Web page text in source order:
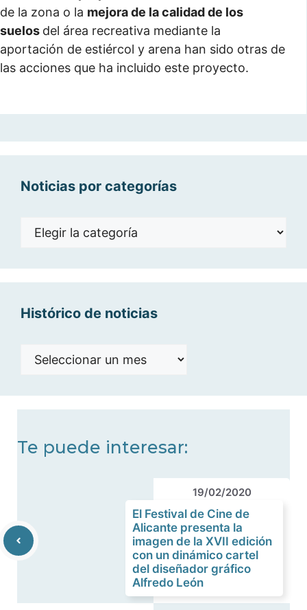
de la zona o la mejora de la calidad de los
suelos del área recreativa mediante la
aportación de estiércol y arena han sido otras de
las acciones que ha incluido este proyecto.
Noticias por categorías
Noticias
Histórico de noticias
Histórico
Te puede interesar:
19/02/2020
El Festival de Cine de
Alicante presenta la
imagen de la XVII edición
con un dinámico cartel
del diseñador gráfico
Alfredo León